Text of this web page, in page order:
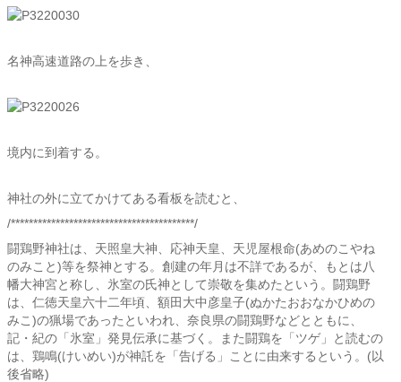
名神高速道路の上を歩き、
境内に到着する。
神社の外に立てかけてある看板を読むと、
/*****************************************/
闘鶏野神社は、天照皇大神、応神天皇、天児屋根命(あめのこやね
のみこと)等を祭神とする。創建の年月は不詳であるが、もとは八
幡大神宮と称し、氷室の氏神として崇敬を集めたという。闘鶏野
は、仁徳天皇六十二年頃、額田大中彦皇子(ぬかたおおなかひめの
みこ)の猟場であったといわれ、奈良県の闘鶏野などとともに、
記・紀の「氷室」発見伝承に基づく。また闘鶏を「ツゲ」と読むの
は、鶏鳴(けいめい)が神託を「告げる」ことに由来するという。(以
後省略)